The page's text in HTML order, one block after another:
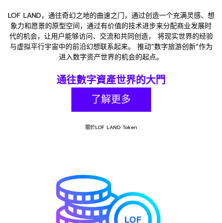
LOF LAND，通往奇幻之地的曲速之门，通过创造一个充满灵感、想
象力和愿景的原型空间，通过有价值的技术进步来分配商业发展时
代的机会，让用户能够访问、交流和共同创造， 将现实世界的经验
与虚拟平行宇宙中的前沿幻想联系起来。 推动“数字旅游创新”作为
进入数字资产世界的机会的起点。
通往數字資產世界的大門
了解更多
關於LOF LAND Token